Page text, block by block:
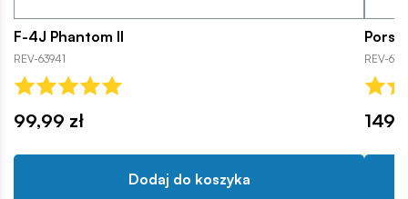
F-4J Phantom II
REV-63941
99,99 zł
Dodaj do koszyka
REV-